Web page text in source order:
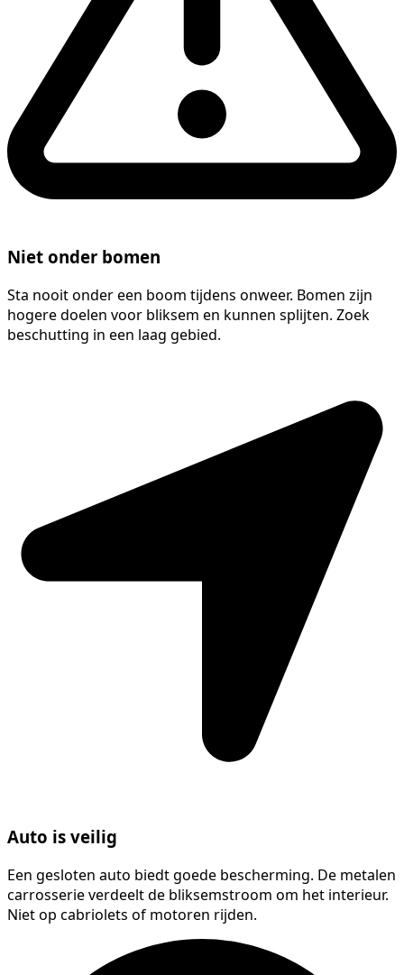
Niet onder bomen
Sta nooit onder een boom tijdens onweer. Bomen zijn
hogere doelen voor bliksem en kunnen splijten. Zoek
beschutting in een laag gebied.
Auto is veilig
Een gesloten auto biedt goede bescherming. De metalen
carrosserie verdeelt de bliksemstroom om het interieur.
Niet op cabriolets of motoren rijden.